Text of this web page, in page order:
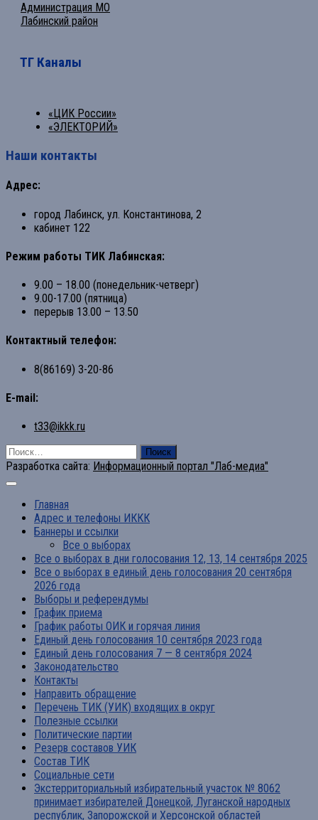
Администрация МО
Лабинский район
ТГ Каналы
«ЦИК России»
«ЭЛЕКТОРИЙ»
Наши контакты
Адрес:
город Лабинск, ул. Константинова, 2
кабинет 122
Режим работы ТИК Лабинская:
9.00 – 18.00 (понедельник-четверг)
9.00-17.00 (пятница)
перерыв 13.00 – 13.50
Контактный телефон:
8(86169) 3-20-86
E-mail:
t33@ikkk.ru
Найти:
Разработка сайта: Информационный портал "Лаб-медиа"
Главная
Адрес и телефоны ИККК
Баннеры и ссылки
Все о выборах
Все о выборах в дни голосования 12, 13, 14 сентября 2025
Все о выборах в единый день голосования 20 сентября
2026 года
Выборы и референдумы
График приема
График работы ОИК и горячая линия
Единый день голосования 10 сентября 2023 года
Единый день голосования 7 — 8 сентября 2024
Законодательство
Контакты
Направить обращение
Перечень ТИК (УИК) входящих в округ
Полезные ссылки
Политические партии
Резерв составов УИК
Состав ТИК
Социальные сети
Экстерриториальный избирательный участок № 8062
принимает избирателей Донецкой, Луганской народных
республик, Запорожской и Херсонской областей